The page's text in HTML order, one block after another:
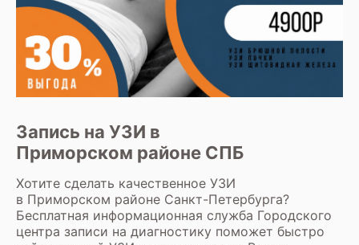
Запись на УЗИ в
Приморском районе СПБ
Хотите сделать качественное УЗИ
в Приморском районе Санкт-Петербурга?
Бесплатная информационная служба Городского
центра записи на диагностику поможет быстро